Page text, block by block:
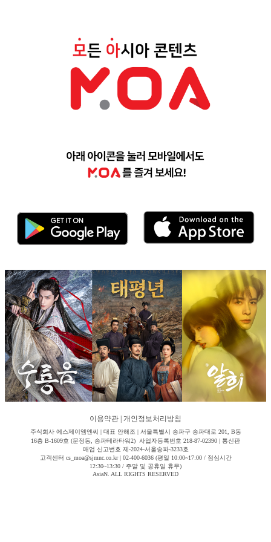
이용약관 개인정보처리방침
주식회사 에스제이엠엔씨 | 대표 안해조 | 서울특별시 송파구 송파대로 201, B동
16층 B-1609호 (문정동, 송파테라타워2) 사업자등록번호 218-87-02390 | 통신판
매업 신고번호 제-2024-서울송파-3233호
고객센터 cs_moa@sjmnc.co.kr | 02-400-6036 (평일 10:00~17:00 / 점심시간
12:30~13:30 / 주말 및 공휴일 휴무)
AsiaN. ALL RIGHTS RESERVED